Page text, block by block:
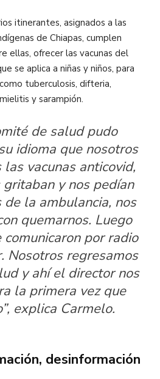
itinerantes, asignados a las
de Chiapas, cumplen
ellas, ofrecer las vacunas del
se aplica a niñas y niños, para
tuberculosis, difteria,
y sarampión.
de salud pudo
idioma que nosotros
vacunas anticovid,
y nos pedían
de la ambulancia, nos
quemarnos. Luego
comunicaron por radio
Nosotros regresamos
y ahí el director nos
la primera vez que
explica Carmelo.
desinformación